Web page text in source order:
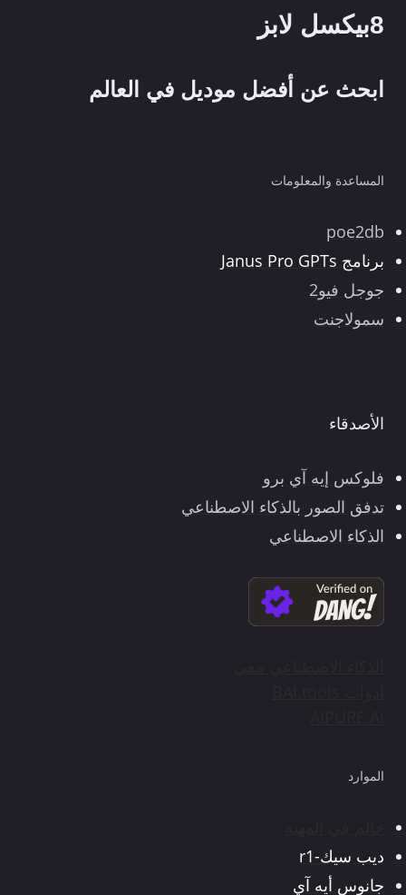
آي
دي
فيس
آي
8بيكسل لابز
ابحث عن أفضل موديل في العالم
المساعدة والمعلومات
poe2db
برنامج Janus Pro GPTs
جوجل فيو2
سمولاجنت
الأصدقاء
فلوكس إيه آي برو
تدفق الصور بالذكاء الاصطناعي
الذكاء الاصطناعي
الموارد
ديب سيك-r1
جانوس أيه آي